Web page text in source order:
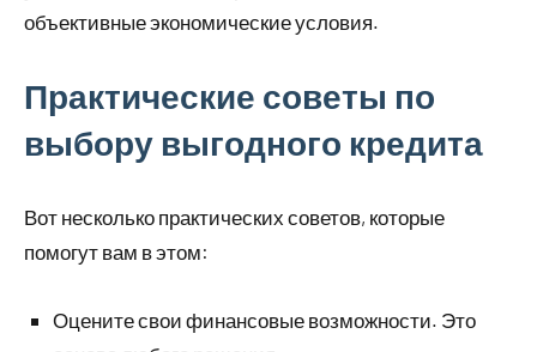
объективные экономические условия.
Практические советы по
выбору выгодного кредита
Вот несколько практических советов, которые
помогут вам в этом:
Оцените свои финансовые возможности. Это